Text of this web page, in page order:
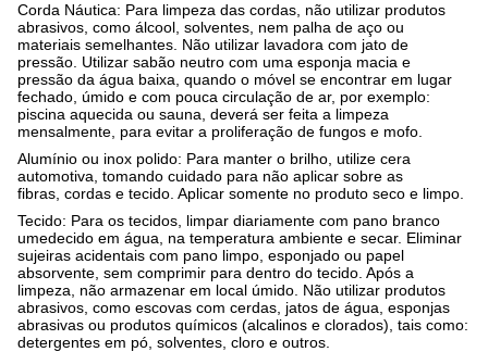
Corda Náutica: Para limpeza das cordas, não utilizar produtos
abrasivos, como álcool, solventes, nem palha de aço ou
materiais semelhantes. Não utilizar lavadora com jato de
pressão. Utilizar sabão neutro com uma esponja macia e
pressão da água baixa, quando o móvel se encontrar em lugar
fechado, úmido e com pouca circulação de ar, por exemplo:
piscina aquecida ou sauna, deverá ser feita a limpeza
mensalmente, para evitar a proliferação de fungos e mofo.
Alumínio ou inox polido: Para manter o brilho, utilize cera
automotiva, tomando cuidado para não aplicar sobre as
fibras, cordas e tecido. Aplicar somente no produto seco e limpo.
Tecido: Para os tecidos, limpar diariamente com pano branco
umedecido em água, na temperatura ambiente e secar. Eliminar
sujeiras acidentais com pano limpo, esponjado ou papel
absorvente, sem comprimir para dentro do tecido. Após a
limpeza, não armazenar em local úmido. Não utilizar produtos
abrasivos, como escovas com cerdas, jatos de água, esponjas
abrasivas ou produtos químicos (alcalinos e clorados), tais como:
detergentes em pó, solventes, cloro e outros.